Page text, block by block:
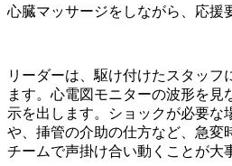
心臓マッサージをしながら、応援
リーダーは、駆け付けたスタッフ
ます。心電図モニターの波形を見
示を出します。ショックが必要な
や、挿管の介助の仕方など、急変
チームで声掛け合い動くことが大